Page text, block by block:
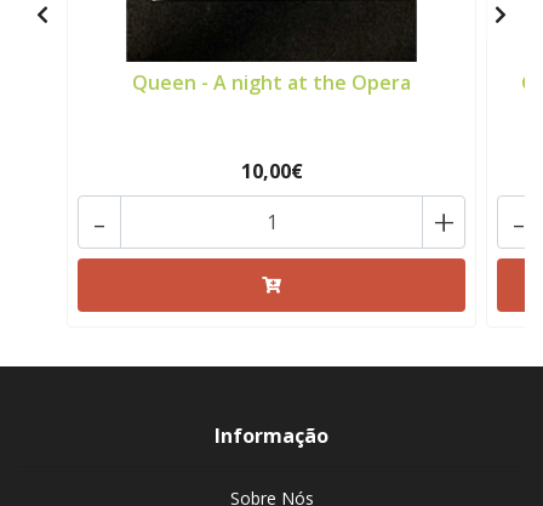
Queen - A night at the Opera
10,00€
+
- -
Informação
Sobre Nós